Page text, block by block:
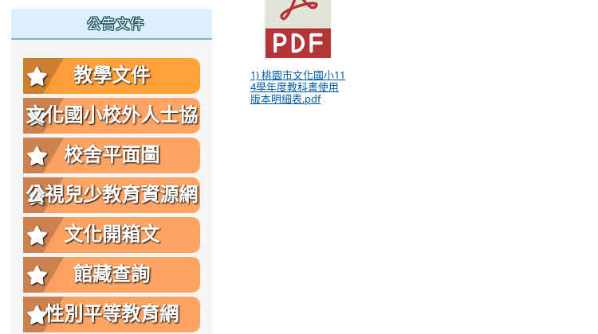
1) 桃園市文化國小11
4學年度教科書使用
版本明細表.pdf
公告文件
教學文件
文化國小校外人士協
助教學或活動要點
校舍平面圖
公視兒少教育資源網
文化開箱文
館藏查詢
性別平等教育網